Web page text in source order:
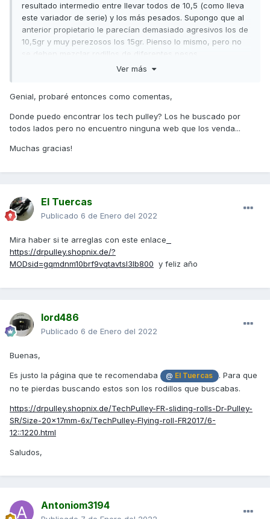
resultado intermedio entre llevar todos de 10,5 (como lleva
este variador de serie) y los más pesados. Supongo que al
anterior propietario le parecían demasiado agresivos los de
10,5gr y muy perezosos los 15gr. Pienso lo mismo, pero no
se deben mezclar rodillos de diferentes pesos.
Lo Dr Pulley de 12gr son una solución interesante, pero
Ver más
Genial, probaré entonces como comentas,
Donde puedo encontrar los tech pulley? Los he buscado por
todos lados pero no encuentro ninguna web que los venda...
Muchas gracias!
El Tuercas
Publicado 6 de Enero del 2022
Mira haber si te arreglas con este enlace
https://drpulley.shopnix.de/?
MODsid=gqmdnm10brf9vqtavtsl3lb800 y feliz año
lord486
Publicado 6 de Enero del 2022
Buenas,
Es justo la página que te recomendaba @ El Tuercas
. Para que
no te pierdas buscando estos son los rodillos que buscabas.
https://drpulley.shopnix.de/TechPulley-FR-sliding-rolls-Dr-Pulley-
SR/Size-20x17mm-6x/TechPulley-Flying-roll-FR2017/6-
12::1220.html
Saludos,
Antoniom3194